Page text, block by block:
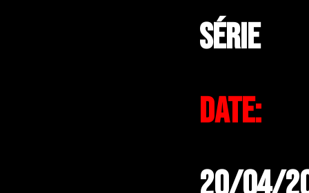
Série
Date: